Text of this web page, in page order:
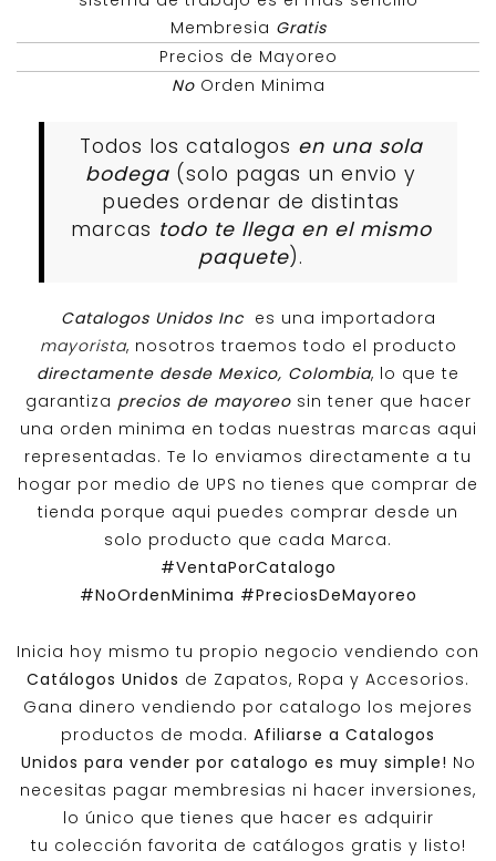
Membresia Gratis
Precios de Mayoreo
NoOrden Minima
Todos los catalogos en una sola
bodega (solo pagas un envio y
puedes ordenar de distintas
marcas todo te llega en el mismo
paquete).
Catalogos Unidos Inc es una importadora
mayorista, nosotros traemos todo el producto
directamente desde Mexico, Colombia, lo que te
garantiza precios de mayoreosin tener que hacer
una orden minima en todas nuestras marcas aqui
representadas. Te lo enviamos directamente a tu
hogar por medio de UPS no tienes que comprar de
tienda porque aqui puedes comprar desde un
solo producto que cada Marca.
#VentaPorCatalogo
#NoOrdenMinima #PreciosDeMayoreo
Inicia hoy mismo tu propio negocio vendiendo con
Catálogos Unidos de Zapatos, Ropa y Accesorios.
Gana dinero vendiendo por catalogo los mejores
productos de moda. Afiliarse a Catalogos
Unidos para vender por catalogo es muy simple! No
necesitas pagar membresias ni hacer inversiones,
lo único que tienes que hacer es adquirir
tu colección favorita de catálogos gratis y listo!